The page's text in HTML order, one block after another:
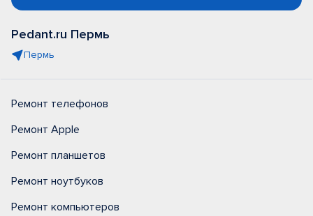
Pedant.ru Пермь
Пермь
Ремонт телефонов
Ремонт Apple
Ремонт планшетов
Ремонт ноутбуков
Ремонт компьютеров